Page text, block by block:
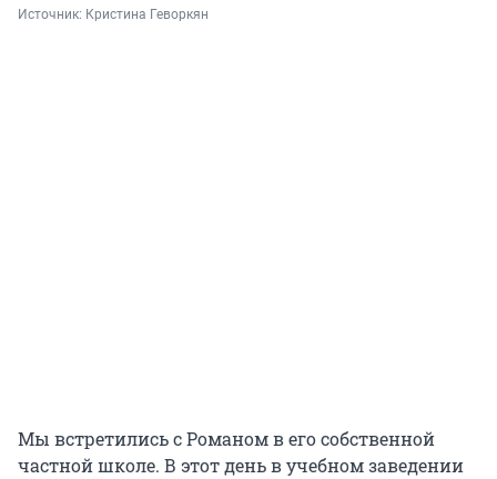
Источник: Кристина Геворкян
Мы встретились с Романом в его собственной
частной школе. В этот день в учебном заведении